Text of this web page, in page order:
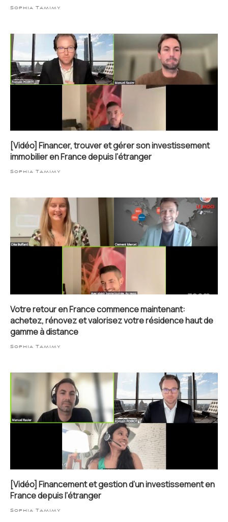
Sophia Tamimy
[Vidéo] Financer, trouver et gérer son investissement
immobilier en France depuis l’étranger
Sophia Tamimy
Votre retour en France commence maintenant:
achetez, rénovez et valorisez votre résidence haut de
gamme à distance
Sophia Tamimy
[Vidéo] Financement et gestion d’un investissement en
France depuis l’étranger
Sophia Tamimy